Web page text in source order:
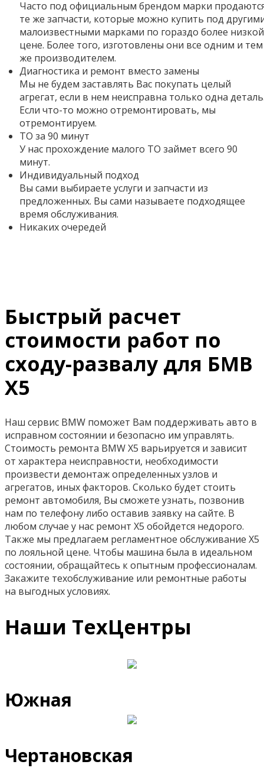
Часто под официальным брендом марки
те же запчасти, которые можно купить под
малоизвестными марками по гораздо более низкой
цене. Более того, изготовлены они все одним и тем
же производителем.
Диагностика и ремонт вместо замены
Мы не будем заставлять Вас покупать целый
агрегат, если в нем неисправна только одна
Если что-то можно отремонтировать, мы
отремонтируем.
ТО за 90 минут
У нас прохождение малого ТО займет всего 90
минут.
Индивидуальный подход
Вы сами выбираете услуги и запчасти из
предложенных. Вы сами называете подходящее
время обслуживания.
Никаких очередей
Быстрый расчет
стоимости работ по
сходу-развалу для БМВ
Х5
Наш сервис BMW поможет Вам поддерживать авто в
исправном состоянии и безопасно им управлять.
Стоимость ремонта BMW X5 варьируется и зависит
от характера неисправности, необходимости
произвести демонтаж определенных узлов и
агрегатов, иных факторов. Сколько будет стоить
ремонт автомобиля, Вы сможете узнать, позвонив
нам по телефону либо оставив заявку на сайте. В
любом случае у нас ремонт X5 обойдется недорого.
Также мы предлагаем регламентное обслуживание Х5
по лояльной цене. Чтобы машина была в идеальном
состоянии, обращайтесь к опытным профессионалам.
Закажите техобслуживание или ремонтные работы
на выгодных условиях.
Наши ТехЦентры
Южная
Чертановская